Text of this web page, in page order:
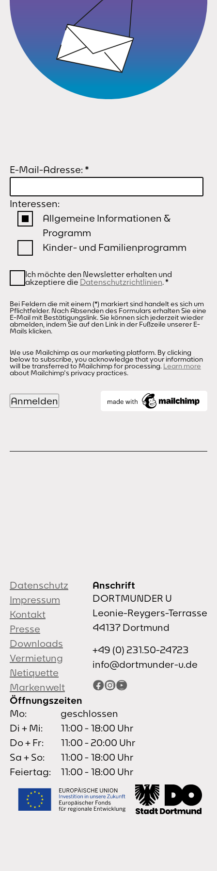
E-Mail-Adresse: *
Interessen:
Allgemeine Informationen &
Programm
Kinder- und Familienprogramm
Ich möchte den Newsletter erhalten und
akzeptiere die Datenschutzrichtlinien.*
Bei Feldern die mit einem (*) markiert sind handelt es sich um
Pflichtfelder. Nach Absenden des Formulars erhalten Sie eine
E-Mail mit Bestätigungslink. Sie können sich jederzeit wieder
abmelden, indem Sie auf den Link in der Fußzeile unserer E-
Mails klicken.
We use Mailchimp as our marketing platform. By clicking
below to subscribe, you acknowledge that your information
will be transferred to Mailchimp for processing. Learn more
about Mailchimp's privacy practices.
Datenschutz
Impressum
Kontakt
Presse
Downloads
Vermietung
Netiquette
Markenwelt
Anschrift
DORTMUNDER U
Leonie-Reygers-Terrasse
44137 Dortmund
+49 (0) 231.50-24723
info@dortmunder-u.de
Facebook
Instagram
YouTube
Öffnungszeiten
Mo:
geschlossen
Di + Mi:
11:00 - 18:00 Uhr
Do + Fr:
11:00 - 20:00 Uhr
Sa + So:
11:00 - 18:00 Uhr
Feiertag:
11:00 - 18:00 Uhr